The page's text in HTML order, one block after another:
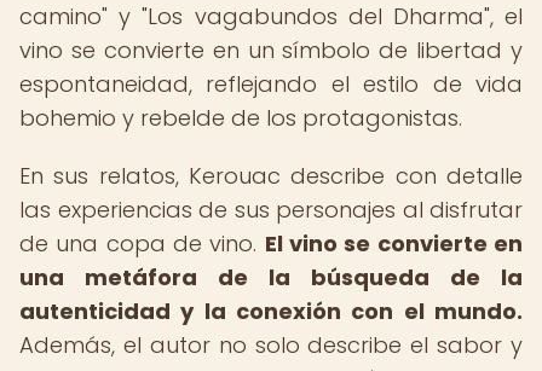
camino" y "Los vagabundos del Dharma", el
vino se convierte en un símbolo de libertad y
espontaneidad, reflejando el estilo de vida
bohemio y rebelde de los protagonistas.
En sus relatos, Kerouac describe con detalle
las experiencias de sus personajes al disfrutar
de una copa de vino. El vino se convierte en
una metáfora de la búsqueda de la
autenticidad y la conexión con el mundo.
Además, el autor no solo describe el sabor y